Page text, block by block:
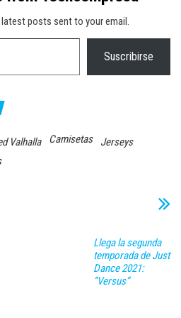
posts sent to your email.
Suscribirse
Valhalla Camisetas
Jerseys
Llega la segunda
temporada de Just
Dance 2021:
“Versus”